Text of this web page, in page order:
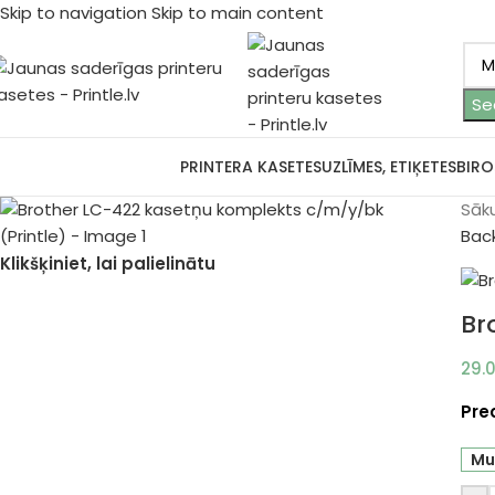
Skip to navigation Skip to main content
PRINTERA KASETESUZLĪMES, ETIĶETES
Klikšķiniet, lai palielinātu